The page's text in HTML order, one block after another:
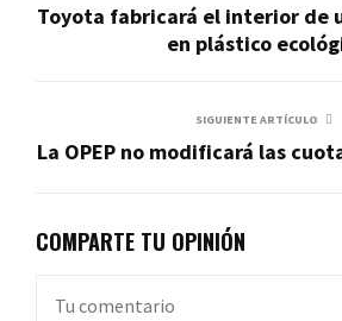
Toyota fabricará el interior de
en plástico
SIGUIENTE ARTÍCULO
La OPEP no modificará las
COMPARTE TU OPINIÓN